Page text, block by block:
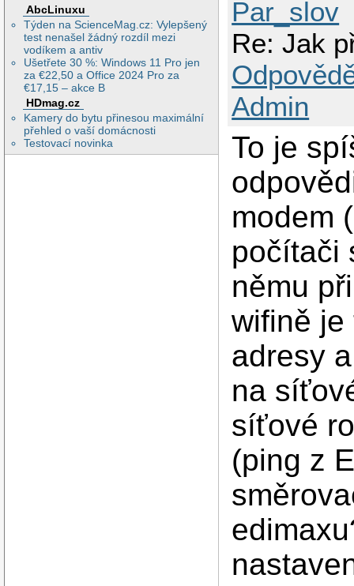
AbcLinuxu
Týden na ScienceMag.cz: Vylepšený
test nenašel žádný rozdíl mezi
vodíkem a antiv
Ušetřete 30 %: Windows 11 Pro jen
za €22,50 a Office 2024 Pro za
€17,15 – akce B
HDmag.cz
Kamery do bytu přinesou maximální
přehled o vaší domácnosti
Testovací novinka
Par_slov
Re: Jak
Admin
To je
modem
počítači
němu
wifině je
adresy
na
síťové
(ping z